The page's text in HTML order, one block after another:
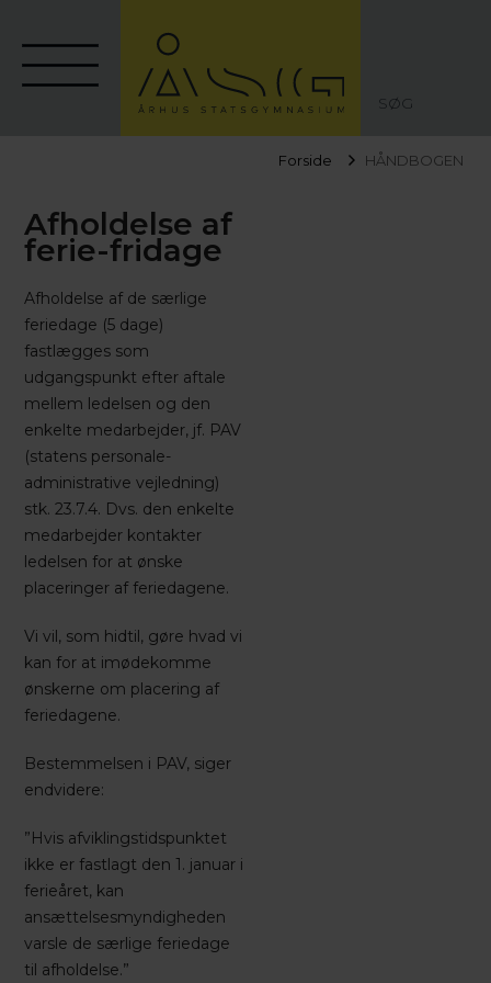
SØG
Forside HÅNDBOGEN
Afholdelse af
ferie-fridage
Afholdelse af de særlige
feriedage (5 dage)
fastlægges som
udgangspunkt efter aftale
mellem ledelsen og den
enkelte medarbejder, jf. PAV
(statens personale-
administrative vejledning)
stk. 23.7.4. Dvs. den enkelte
medarbejder kontakter
ledelsen for at ønske
placeringer af feriedagene.
Vi vil, som hidtil, gøre hvad vi
kan for at imødekomme
ønskerne om placering af
feriedagene.
Bestemmelsen i PAV, siger
endvidere:
”Hvis afviklingstidspunktet
ikke er fastlagt den 1. januar i
ferieåret, kan
ansættelsesmyndigheden
varsle de særlige feriedage
til afholdelse.”